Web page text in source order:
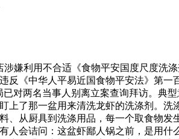
利用不合适《食物平安国度尺度洗涤
《中华人平易近国食物平安法》第一
对两名当事人别离立案查询拜访。典
了那一盆用来清洗龙虾的洗涤剂。洗
从厨具到洗涤用品，每一个取食物
会诘问：这盆虾鄙人锅之前，是用